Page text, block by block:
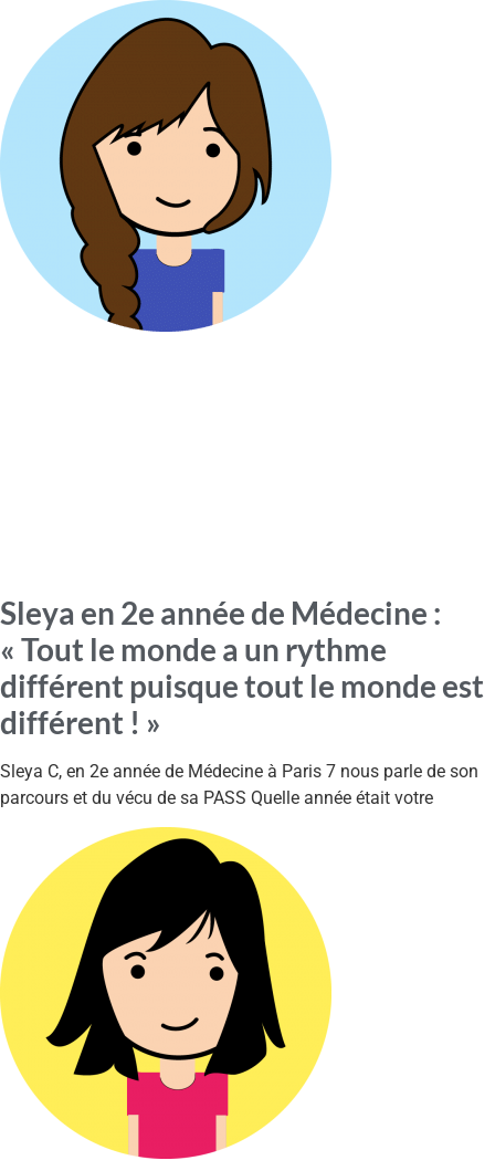
Sleya en 2e année de Médecine :
« Tout le monde a un rythme
différent puisque tout le monde est
différent ! »
Sleya C, en 2e année de Médecine à Paris 7 nous parle de son
parcours et du vécu de sa PASS Quelle année était votre